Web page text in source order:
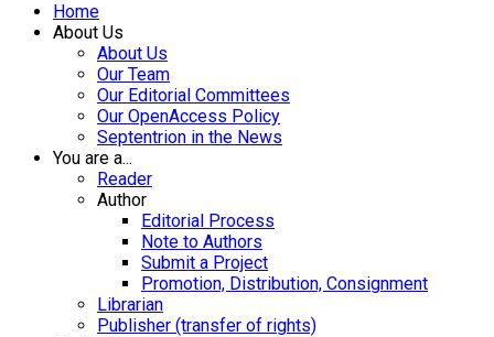
Home
About Us
About Us
Our Team
Our Editorial Committees
Our OpenAccess Policy
Septentrion in the News
You are a...
Reader
Author
Editorial Process
Note to Authors
Submit a Project
Promotion, Distribution, Consignment
Librarian
Publisher (transfer of rights)